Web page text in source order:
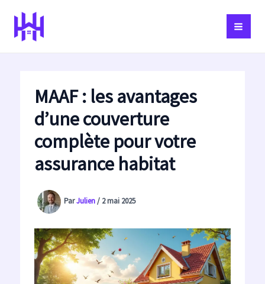
contenu
MAAF : les avantages
d’une couverture
complète pour votre
assurance habitat
ParJulien/ 2 mai 2025